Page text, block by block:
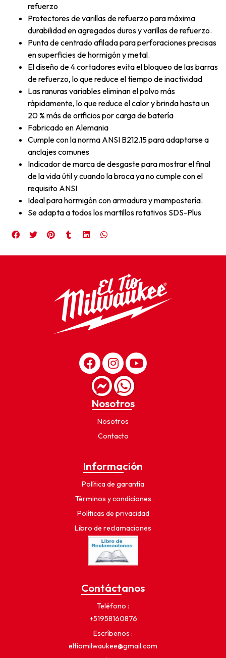
refuerzo
Protectores de varillas de refuerzo para máxima
durabilidad en agregados duros y varillas de refuerzo.
Punta de centrado afilada para perforaciones precisas
en superficies de hormigón y metal.
El diseño de 4 cortadores evita el bloqueo de las barras
de refuerzo, lo que reduce el tiempo de inactividad
Las ranuras variables eliminan el polvo más
rápidamente, lo que reduce el calor y brinda hasta un
20 % más de orificios por carga de batería
Fabricado en Alemania
Cumple con la norma ANSI B212.15 para adaptarse a
anclajes comunes
Indicador de marca de desgaste para mostrar el final
de la vida útil y cuando la broca ya no cumple con el
requisito ANSI
Ideal para hormigón con armadura y mampostería.
Se adapta a todos los martillos rotativos SDS-Plus
Nosotros
Nosotros
Contacto
Información
Política de garantía
Términos y condiciones
Políticas de privacidad
Libro de reclamaciones
Contáctanos
Teléfono
+51958160876
Escríbenos
eltiomilwaukee@gmail.com